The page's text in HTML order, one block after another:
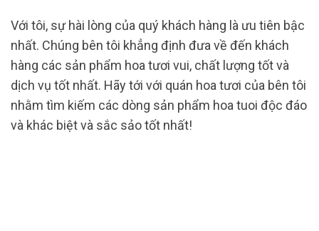
Với tôi, sự hài lòng của quý khách hàng là ưu tiên bậc
nhất. Chúng bên tôi khẳng định đưa về đến khách
hàng các sản phẩm hoa tươi vui, chất lượng tốt và
dịch vụ tốt nhất. Hãy tới với quán hoa tươi của bên tôi
nhằm tìm kiếm các dòng sản phẩm hoa tuoi độc đáo
và khác biệt và sắc sảo tốt nhất!